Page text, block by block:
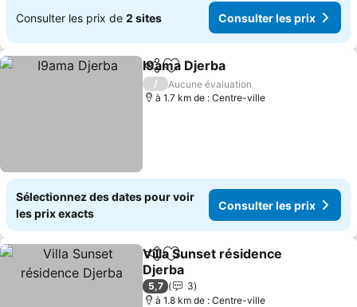
Consulter les prix de 2 sites Consulter les prix
PartagerAjouter à mes favoris
I9ama Djerba
/
Aucune évaluation
à 1.7 km de : Centre-ville
Sélectionnez des dates pour voir
les prix exacts
Consulter les prix
PartagerAjouter à mes favoris
Villa Sunset résidence
Djerba
Consulter les prix
5,7
3
à 1.8 km de : Centre-ville